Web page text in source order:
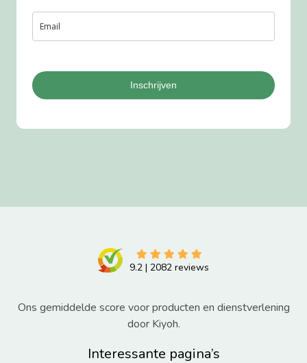
Inschrijven
9.2 | 2082 reviews
Ons gemiddelde score voor producten en dienstverlening
door Kiyoh.
Interessante pagina’s